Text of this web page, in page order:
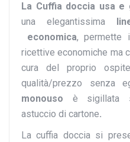
La Cuffia doccia usa e
una elegantissima
economica, permette
ricettive economiche ma
cura del proprio
qualità/prezzo senza
monouso è sigillata
astuccio di cartone.
La cuffia doccia si